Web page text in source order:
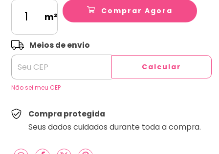
m²
Comprar Agora
Entregas para o CEP:
Meios de envio
Calcular
Não sei meu CEP
Compra protegida
Seus dados cuidados durante toda a compra.